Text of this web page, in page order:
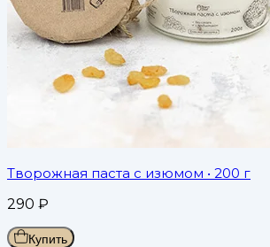
Творожная паста с изюмом • 200 г
290 ₽
Купить